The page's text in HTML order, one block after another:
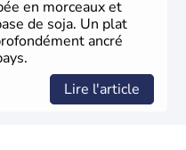
en morceaux et
de soja. Un plat
ancré
Lire l'article